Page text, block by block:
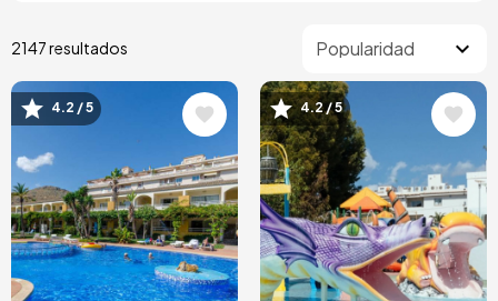
2147 resultados
Image
4.2 / 5 Image
4.2 / 5